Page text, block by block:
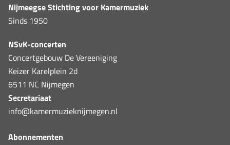
Nijmeegse Stichting voor Kamermuziek
Sinds 1950
NSvK-concerten
Concertgebouw De Vereeniging
Keizer Karelplein 2d
6511 NC Nijmegen
Secretariaat
info@kamermuzieknijmegen.nl
Abonnementen